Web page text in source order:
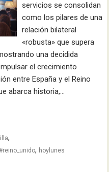
servicios se consolidan
como los pilares de una
relación bilateral
«robusta» que supera
una decidida
el crecimiento
entre España y el Reino
abarca historia,…
,
, hoylunes